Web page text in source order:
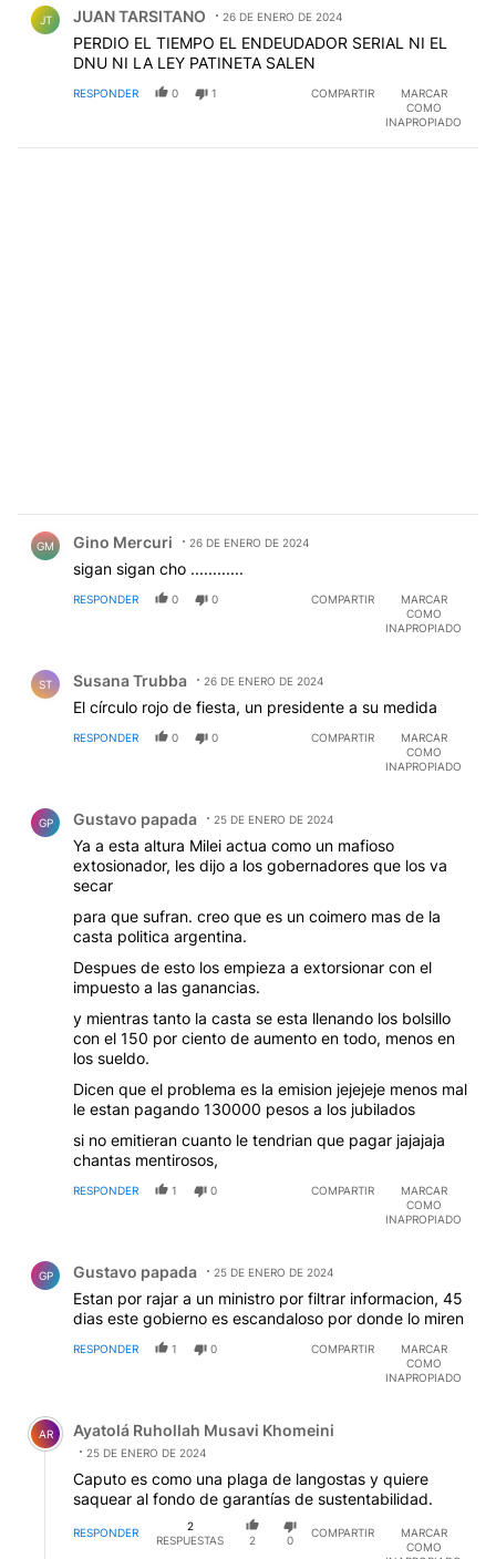
JT JUAN TARSITANO 26 DE ENERO DE 2024
PERDIO EL TIEMPO EL ENDEUDADOR SERIAL NI EL
DNU NI LA LEY PATINETA SALEN
RESPONDER 0 1 COMPARTIR
MARCAR
COMO
INAPROPIADO
GM Gino Mercuri 26 DE ENERO DE 2024
sigan sigan cho ............
RESPONDER 0 0 COMPARTIR
MARCAR
COMO
INAPROPIADO
ST Susana Trubba 26 DE ENERO DE 2024
El círculo rojo de fiesta, un presidente a su medida
RESPONDER 0 0 COMPARTIR
MARCAR
COMO
INAPROPIADO
GP Gustavo papada 25 DE ENERO DE 2024
Ya a esta altura Milei actua como un mafioso
extosionador, les dijo a los gobernadores que los va
secar
para que sufran. creo que es un coimero mas de la
casta politica argentina.
Despues de esto los empieza a extorsionar con el
impuesto a las ganancias.
y mientras tanto la casta se esta llenando los bolsillo
con el 150 por ciento de aumento en todo, menos en
los sueldo.
Dicen que el problema es la emision jejejeje menos mal
le estan pagando 130000 pesos a los jubilados
si no emitieran cuanto le tendrian que pagar jajajaja
chantas mentirosos,
RESPONDER 1 0 COMPARTIR
MARCAR
COMO
INAPROPIADO
GP Gustavo papada 25 DE ENERO DE 2024
Estan por rajar a un ministro por filtrar informacion, 45
dias este gobierno es escandaloso por donde lo miren
RESPONDER 1 0 COMPARTIR
MARCAR
COMO
INAPROPIADO
Comentario de Ayatolá Ruhollah Musavi Khomeini.
AR Ayatolá Ruhollah Musavi Khomeini
25 DE ENERO DE 2024
Caputo es como una plaga de langostas y quiere
saquear al fondo de garantías de sustentabilidad.
RESPONDER
2
RESPUESTAS
2 0
COMPARTIR
MARCAR
COMO